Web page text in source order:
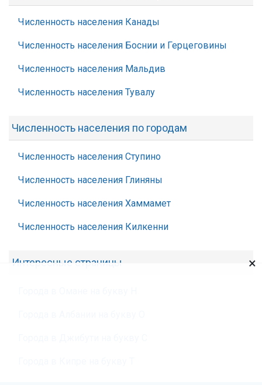
Численность населения Канады
Численность населения Боснии и Герцеговины
Численность населения Мальдив
Численность населения Тувалу
Численность населения по городам
Численность населения Ступино
Численность населения Глиняны
Численность населения Хаммамет
Численность населения Килкенни
Интересные страницы ×